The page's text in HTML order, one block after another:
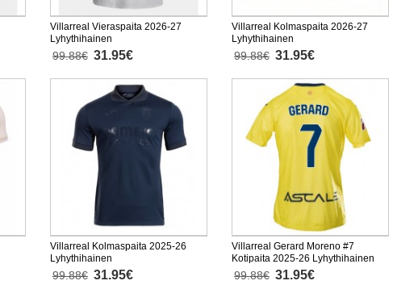
Villarreal Vieraspaita 2026-27
Lyhythihainen
99.88€ 31.95€
Villarreal Kolmaspaita 2026-27
Lyhythihainen
99.88€ 31.95€
Villarreal Kolmaspaita 2025-26
Lyhythihainen
99.88€ 31.95€
Villarreal Gerard Moreno #7
Kotipaita 2025-26 Lyhythihainen
99.88€ 31.95€